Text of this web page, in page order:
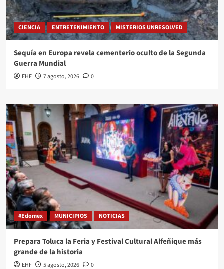
CIENCIA ENTRETENIMIENTO MISTERIOS UNRESOLVED
Sequía en Europa revela cementerio oculto de la Segunda
Guerra Mundial
EHF 7 agosto, 2026 0
#Edomex MUNICIPIOS NOTICIAS
Prepara Toluca la Feria y Festival Cultural Alfeñique más
grande de la historia
EHF 5 agosto, 2026 0